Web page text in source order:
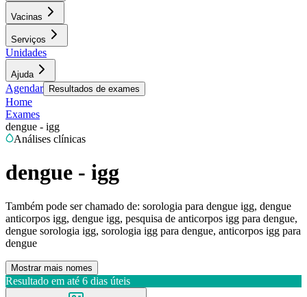
Vacinas
Serviços
Unidades
Ajuda
Agendar Resultados de exames
Home
Exames
dengue - igg
Análises clínicas
dengue - igg
Também pode ser chamado de: sorologia para dengue igg, dengue
anticorpos igg, dengue igg, pesquisa de anticorpos igg para dengue,
dengue sorologia igg, sorologia igg para dengue, anticorpos igg para
dengue
Mostrar mais nomes
Resultado em até 6 dias úteis